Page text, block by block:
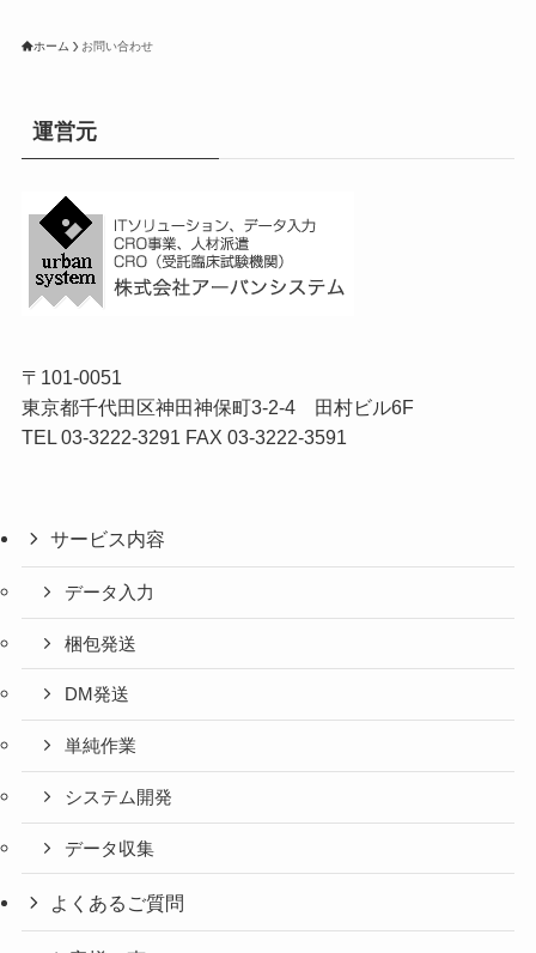
ホーム お問い合わせ
運営元
〒101-0051
東京都千代田区神田神保町3-2-4 田村ビル6F
TEL 03-3222-3291 FAX 03-3222-3591
サービス内容
データ入力
梱包発送
DM発送
単純作業
システム開発
データ収集
よくあるご質問